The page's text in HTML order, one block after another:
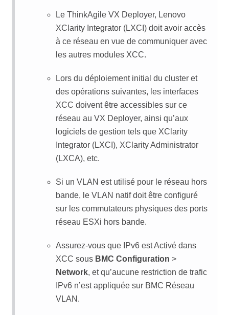
Le ThinkAgile VX Deployer, Lenovo
XClarity Integrator (LXCI) doit avoir accès
à ce réseau en vue de communiquer avec
les autres modules XCC.
Lors du déploiement initial du cluster et
des opérations suivantes, les interfaces
XCC doivent être accessibles sur ce
réseau au VX Deployer, ainsi qu’aux
logiciels de gestion tels que XClarity
Integrator (LXCI), XClarity Administrator
(LXCA), etc.
Si un VLAN est utilisé pour le réseau hors
bande, le VLAN natif doit être configuré
sur les commutateurs physiques des ports
réseau ESXi hors bande.
Assurez-vous que IPv6 est Activé dans
XCC sous BMC Configuration >
Network, et qu’aucune restriction de trafic
IPv6 n’est appliquée sur BMC Réseau
VLAN.